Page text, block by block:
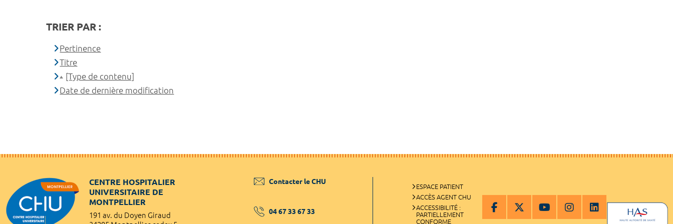
TRIER PAR :
Pertinence
Titre
[Type de contenu]
Date de dernière modification
CENTRE HOSPITALIER
UNIVERSITAIRE DE
MONTPELLIER
191 av. du Doyen Giraud
Contacter le CHU
04 67 33 67 33
ESPACE PATIENT
ACCÈS AGENT CHU
ACCESSIBILITÉ :
PARTIELLEMENT
CONFORME